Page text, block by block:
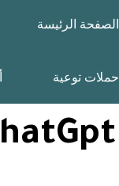
الصفحة الرئيسة
حملات توعية